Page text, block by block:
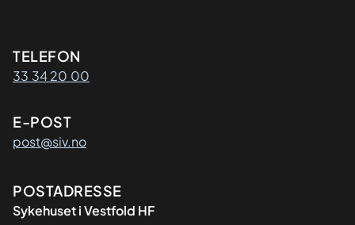
Kontaktinformasjon
TELEFON
33 34 20 00
E-POST
post@siv.no
Adresse
POSTADRESSE
Sykehuset i Vestfold HF